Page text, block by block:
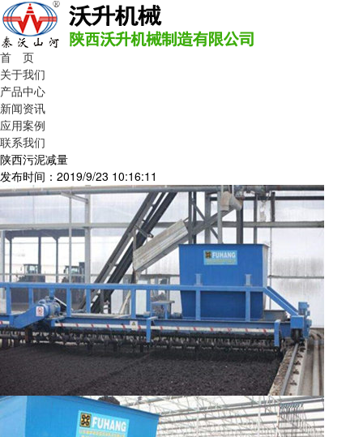
首 页
关于我们
产品中心
新闻资讯
应用案例
联系我们
陕西污泥减量
发布时间：2019/9/23 10:16:11